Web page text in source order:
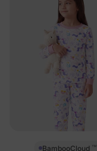
BambooCloud ™